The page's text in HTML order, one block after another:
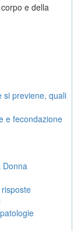
e della
si previene, quali
e fecondazione
Donna